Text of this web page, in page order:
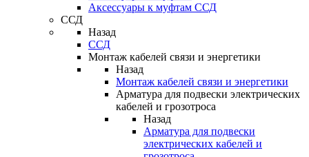
Аксессуары к муфтам ССД
ССД
Назад
ССД
Монтаж кабелей связи и энергетики
Назад
Монтаж кабелей связи и энергетики
Арматура для подвески электрических
кабелей и грозотроса
Назад
Арматура для подвески
электрических кабелей и